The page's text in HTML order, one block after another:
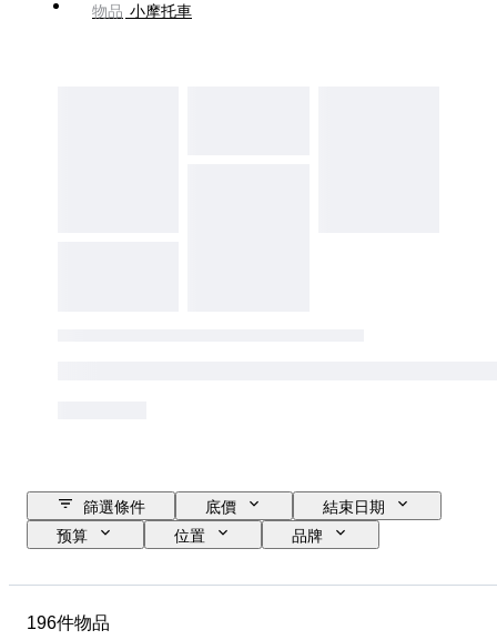
物品 小摩托車
篩選條件 底價
結束日期
预算
位置
品牌
註冊文件
196件物品